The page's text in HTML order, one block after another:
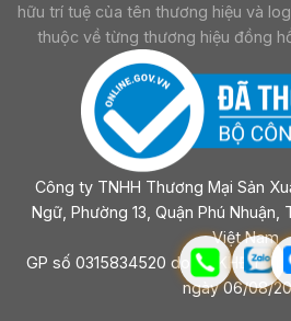
hữu trí tuệ của tên thương hiệu và
thuộc về từng thương hiệu đồng
Công ty TNHH Thương Mại Sản
Ngữ, Phường 13, Quận Phú Nhuận,
Việt Nam
GP số 0315834520 do sở KHĐT Tp
ngày 06/08/